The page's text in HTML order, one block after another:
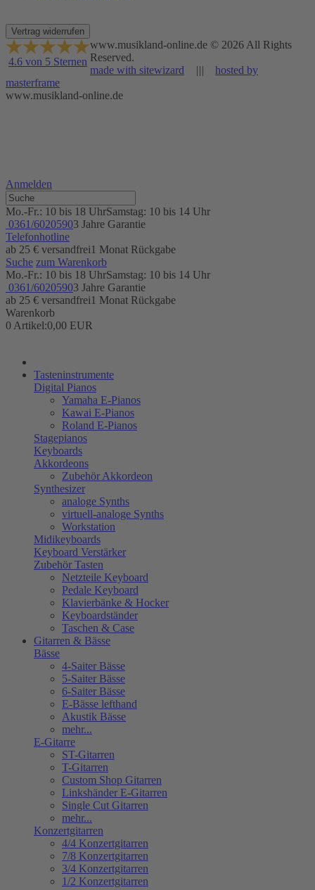
Vertrag widerrufen
4.6 von 5 Sternen
www.musikland-online.de © 2026 All Rights
Reserved.
made with sitewizard
|||
hosted by
masterframe
www.musikland-online.de
Anmelden
Mo.-Fr.: 10 bis 18 UhrSamstag: 10 bis 14 Uhr
0361/60205903 Jahre Garantie
Telefonhotline
ab 25 € versandfrei1 Monat Rückgabe
Suche zum Warenkorb
Mo.-Fr.: 10 bis 18 UhrSamstag: 10 bis 14 Uhr
0361/60205903 Jahre Garantie
ab 25 € versandfrei1 Monat Rückgabe
Warenkorb
0 Artikel:0,00 EUR
Tasteninstrumente
Digital Pianos
Yamaha E-Pianos
Kawai E-Pianos
Roland E-Pianos
Stagepianos
Keyboards
Akkordeons
Zubehör Akkordeon
Synthesizer
analoge Synths
virtuell-analoge Synths
Workstation
Midikeyboards
Keyboard Verstärker
Zubehör Tasten
Netzteile Keyboard
Pedale Keyboard
Klavierbänke & Hocker
Keyboardständer
Taschen & Case
Gitarren & Bässe
Bässe
4-Saiter Bässe
5-Saiter Bässe
6-Saiter Bässe
E-Bässe lefthand
Akustik Bässe
mehr...
E-Gitarre
ST-Gitarren
T-Gitarren
Custom Shop Gitarren
Linkshänder E-Gitarren
Single Cut Gitarren
mehr...
Konzertgitarren
4/4 Konzertgitarren
7/8 Konzertgitarren
3/4 Konzertgitarren
1/2 Konzertgitarren